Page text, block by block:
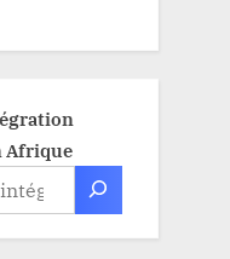
Afrique